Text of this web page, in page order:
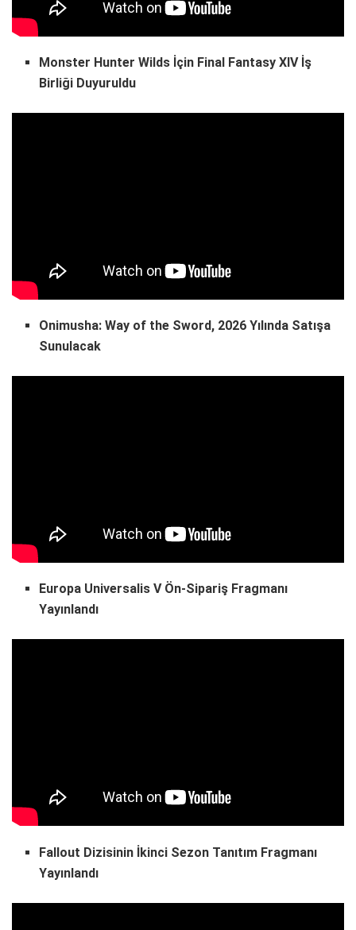
Monster Hunter Wilds İçin Final Fantasy XIV İş
Birliği Duyuruldu
Onimusha: Way of the Sword, 2026 Yılında Satışa
Sunulacak
Europa Universalis V Ön-Sipariş Fragmanı
Yayınlandı
Fallout Dizisinin İkinci Sezon Tanıtım Fragmanı
Yayınlandı